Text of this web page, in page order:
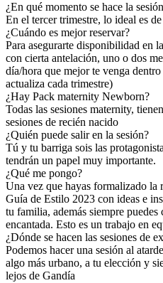
¿En qué momento se hace la
En el tercer trimestre, lo ideal es
¿Cuándo es mejor reservar?
Para asegurarte disponibilidad en
con cierta antelación, uno o dos
día/hora que mejor te venga
actualiza cada trimestre)
¿Hay Pack maternity Newborn?
Todas las sesiones maternity,
sesiones de recién nacido
¿Quién puede salir en la sesión?
Tú y tu barriga sois las
tendrán un papel muy importante.
¿Qué me pongo?
Una vez que hayas formalizado la
Guía de Estilo 2023 con ideas e
tu familia, además siempre
encantada. Esto es un trabajo en
¿Dónde se hacen las sesiones de
Podemos hacer una sesión al
algo más urbano, a tu elección y
lejos de Gandía